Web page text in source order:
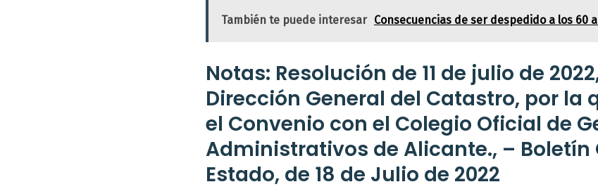
También te puede interesar Consecuencias de ser despedido a los 60
Notas: Resolución de 11 de julio de
Dirección General del Catastro, por la
el Convenio con el Colegio Oficial de
Administrativos de Alicante., – Boletín
Estado, de 18 de Julio de 2022